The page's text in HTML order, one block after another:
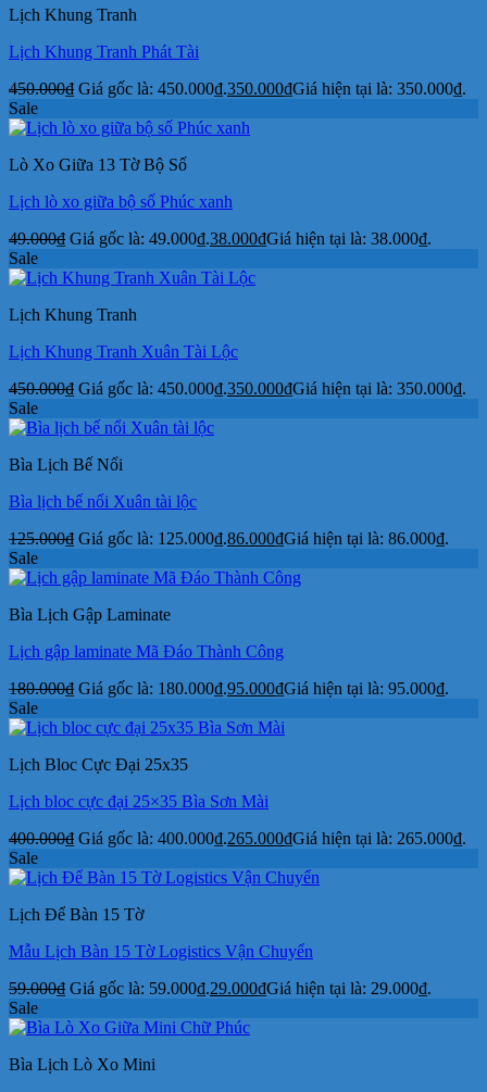
Lịch Khung Tranh
Lịch Khung Tranh Phát Tài
450.000₫ Giá gốc là: 450.000₫.350.000₫Giá hiện tại là: 350.000₫.
Sale
Lò Xo Giữa 13 Tờ Bộ Số
Lịch lò xo giữa bộ số Phúc xanh
49.000₫ Giá gốc là: 49.000₫.38.000₫Giá hiện tại là: 38.000₫.
Sale
Lịch Khung Tranh
Lịch Khung Tranh Xuân Tài Lộc
450.000₫ Giá gốc là: 450.000₫.350.000₫Giá hiện tại là: 350.000₫.
Sale
Bìa Lịch Bế Nổi
Bìa lịch bế nổi Xuân tài lộc
125.000₫ Giá gốc là: 125.000₫.86.000₫Giá hiện tại là: 86.000₫.
Sale
Bìa Lịch Gập Laminate
Lịch gập laminate Mã Đáo Thành Công
180.000₫ Giá gốc là: 180.000₫.95.000₫Giá hiện tại là: 95.000₫.
Sale
Lịch Bloc Cực Đại 25x35
Lịch bloc cực đại 25×35 Bìa Sơn Mài
400.000₫ Giá gốc là: 400.000₫.265.000₫Giá hiện tại là: 265.000₫.
Sale
Lịch Để Bàn 15 Tờ
Mẫu Lịch Bàn 15 Tờ Logistics Vận Chuyển
59.000₫ Giá gốc là: 59.000₫.29.000₫Giá hiện tại là: 29.000₫.
Sale
Bìa Lịch Lò Xo Mini